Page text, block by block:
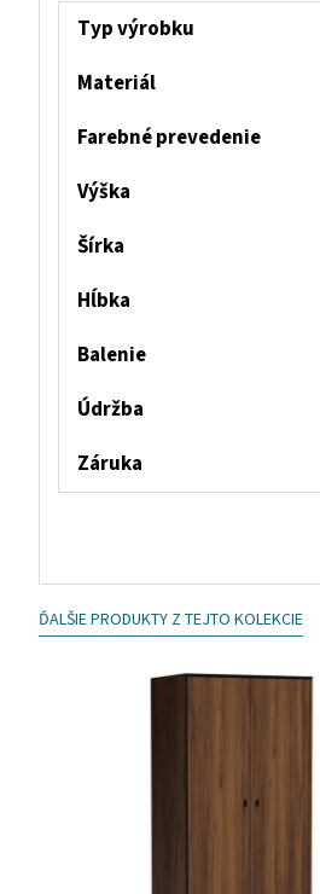
Typ výrobku
Materiál
Farebné prevedenie
Výška
Šírka
Hĺbka
Balenie
Údržba
Záruka
ĎALŠIE PRODUKTY Z TEJTO KOLEKCIE